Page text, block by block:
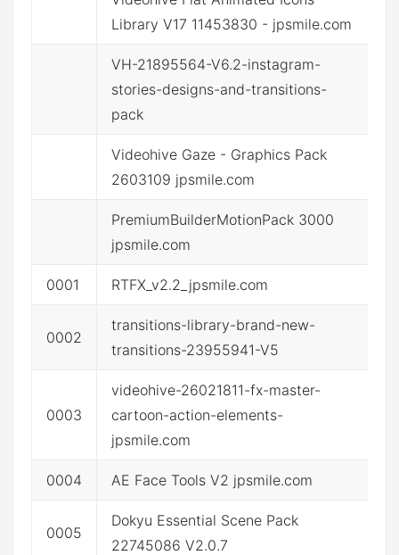
Library V17 11453830 - jpsmile.com
VH-21895564-V6.2-instagram-
stories-designs-and-transitions-
pack
Videohive Gaze - Graphics Pack
2603109 jpsmile.com
PremiumBuilderMotionPack 3000
jpsmile.com
0001 RTFX_v2.2_jpsmile.com
0002
transitions-library-brand-new-
transitions-23955941-V5
0003
videohive-26021811-fx-master-
cartoon-action-elements-
jpsmile.com
0004 AE Face Tools V2 jpsmile.com
0005
Dokyu Essential Scene Pack
22745086 V2.0.7